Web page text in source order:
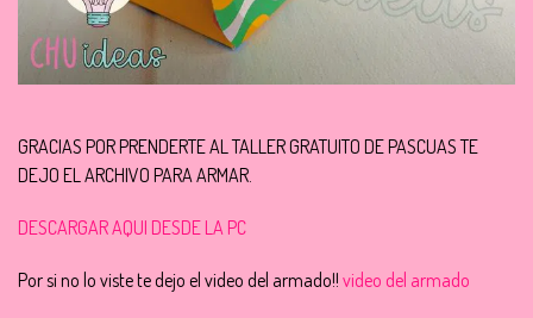
GRACIAS POR PRENDERTE AL TALLER GRATUITO DE PASCUAS TE
DEJO EL ARCHIVO PARA ARMAR.
DESCARGAR AQUI DESDE LA PC
Por si no lo viste te dejo el video del armado!! video del armado